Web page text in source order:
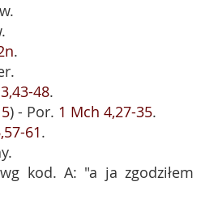
.
48.
) - Por. 1 Mch 4,27-35.
61.
kod. A: "a ja zgodziłem